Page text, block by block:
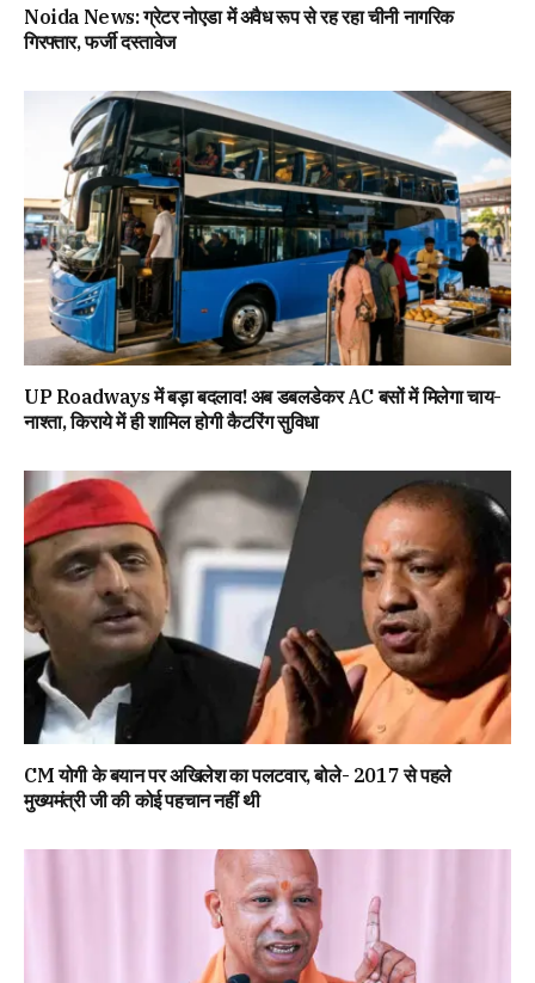
Noida News: ग्रेटर नोएडा में अवैध रूप से रह रहा चीनी नागरिक
गिरफ्तार, फर्जी दस्तावेज
UP Roadways में बड़ा बदलाव! अब डबलडेकर AC बसों में मिलेगा चाय-
नाश्ता, किराये में ही शामिल होगी कैटरिंग सुविधा
CM योगी के बयान पर अखिलेश का पलटवार, बोले- 2017 से पहले
मुख्यमंत्री जी की कोई पहचान नहीं थी